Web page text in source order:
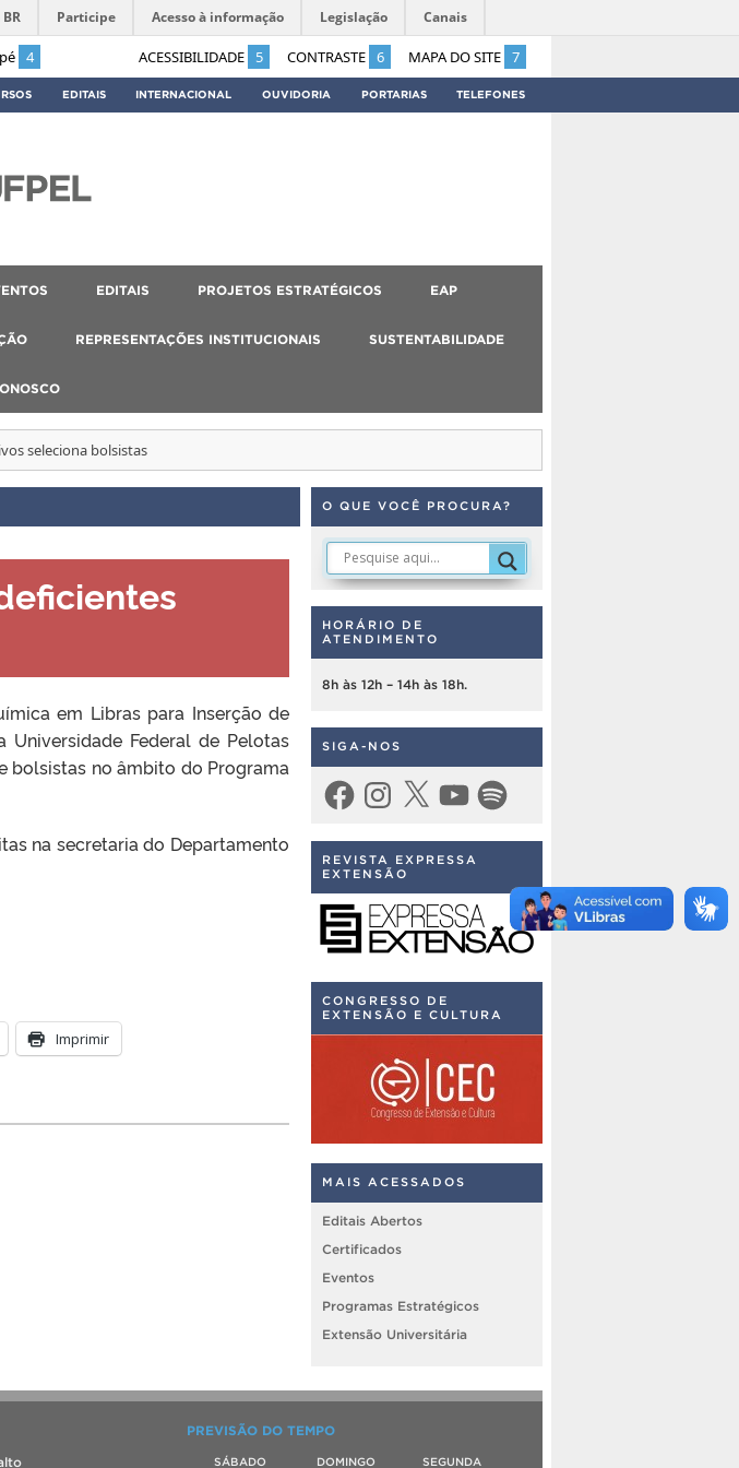
4 ACESSIBILIDADE 5 CONTRASTE 6 MAPA DO SITE 7
Participe Acesso à informação Legislação Canais
EDITAIS INTERNACIONAL OUVIDORIA PORTARIAS TELEFONES
EDITAIS PROJETOS ESTRATÉGICOS EAP
REPRESENTAÇÕES INSTITUCIONAIS SUSTENTABILIDADE
seleciona bolsistas
em Libras para Inserção de
Federal de Pelotas
bolsistas no âmbito do Programa
na secretaria do Departamento
Imprimir
O QUE VOCÊ PROCURA?
HORÁRIO DE
ATENDIMENTO
8h às 12h – 14h às 18h.
SIGA-NOS
FacebookInstagram
X YouTubeSpotify
REVISTA EXPRESSA
EXTENSÃO
CONGRESSO DE
EXTENSÃO E CULTURA
MAIS ACESSADOS
Editais Abertos
Certificados
Eventos
Programas Estratégicos
Extensão Universitária
PREVISÃO DO TEMPO
SÁBADO DOMINGO SEGUNDA